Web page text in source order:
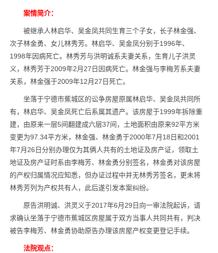
案情简介：
被继承人林启华、吴金凤共同生育三个子女，长子林金强、
次子林金勇、女儿林秀芳。林启华、吴金凤分别于1996年、
1998年因病死亡。林秀芳与洪明诚系夫妻关系，生育儿子洪灵
义，林秀芳于2009年2月27日因病死亡。林金强与李梅芳系夫妻
关系，林金强于2009年12月27日死亡。
坐落于宁德市蕉城区的讼争房屋原属林启华、吴金凤共同所
有，林启华、吴金凤死亡后系属其遗产。该房屋于1999年拆除重
建，由原来一层5间翻建成六层37间，土地面积由原来92平方米
变更为97.34平方米，林金强、林金勇于2000年7月18日和2001
年7月26日分别办理仅为其俩人共有的土地证及房产证，领取土
地证及房产证时系由李梅芳、林金勇分别签名，林金勇对该房屋
的产权归属情况应知悉，但办证过程中并无林秀芳签名，更未将
林秀芳列为产权共有人，此后遂引发本案纠纷。
原告洪明诚、洪灵义于2017年6月29日向一审法院起诉，请
求确认坐落于宁德市蕉城区房屋属于双方当事人共同共有，判决
被告李梅芳、林金勇协助原告办理该房屋产权变更登记手续。
法院观点：